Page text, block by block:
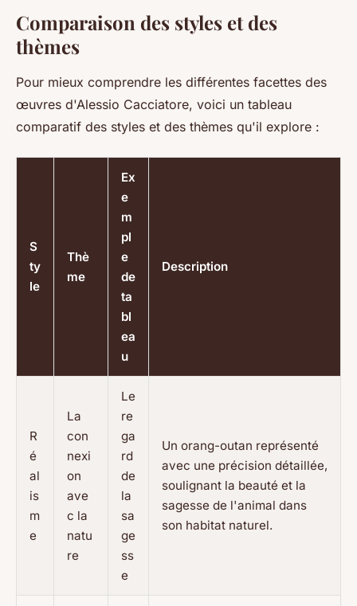
Comparaison des styles et des
thèmes
Pour mieux comprendre les différentes facettes des
œuvres d'Alessio Cacciatore, voici un tableau
comparatif des styles et des thèmes qu'il explore :
S
ty
le
Thè
me
Ex
e
m
pl
e
de
ta
bl
ea
u
Description
R
é
al
is
m
e
La
con
nexi
on
ave
c la
natu
re
Le
re
ga
rd
de
la
sa
ge
ss
e
Un orang-outan représenté
avec une précision détaillée,
soulignant la beauté et la
sagesse de l'animal dans
son habitat naturel.